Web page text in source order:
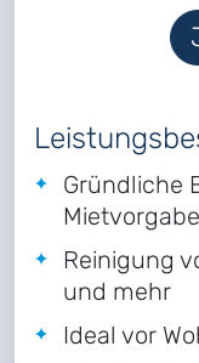
Gründliche
Mietvorgabe
Reinigung
und mehr
Ideal vor